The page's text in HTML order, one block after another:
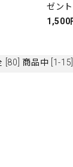
ゼント
1,500
[80] 商品中 [1-